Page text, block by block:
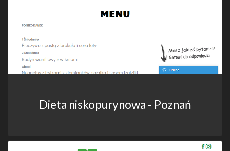
Dieta niskopurynowa - Poznań